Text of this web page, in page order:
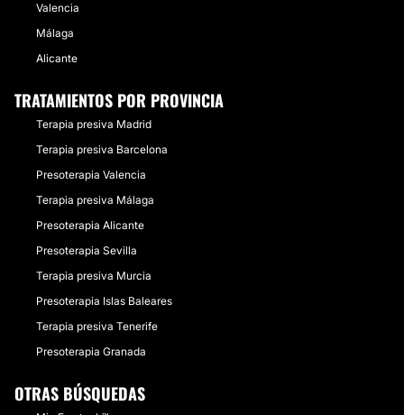
Valencia
Málaga
Alicante
TRATAMIENTOS POR PROVINCIA
Terapia presiva Madrid
Terapia presiva Barcelona
Presoterapia Valencia
Terapia presiva Málaga
Presoterapia Alicante
Presoterapia Sevilla
Terapia presiva Murcia
Presoterapia Islas Baleares
Terapia presiva Tenerife
Presoterapia Granada
OTRAS BÚSQUEDAS